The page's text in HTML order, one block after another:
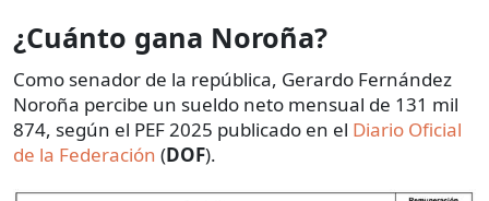
¿Cuánto gana Noroña?
Como senador de la república, Gerardo Fernández
Noroña percibe un sueldo neto mensual de 131 mil
874, según el PEF 2025 publicado en el Diario Oficial
de la Federación (DOF).